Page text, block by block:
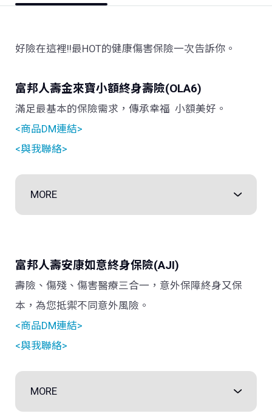
好險在這裡!!最HOT的健康傷害保險一次告訴你。
富邦人壽金來寶小額終身壽險(OLA6)
滿足最基本的保險需求，傳承幸福 小額美好。
<商品DM連結>
<與我聯絡>
MORE
富邦人壽安康如意終身保險(AJI)
壽險、傷殘、傷害醫療三合一，意外保障終身又保
本，為您抵禦不同意外風險。
<商品DM連結>
<與我聯絡>
MORE